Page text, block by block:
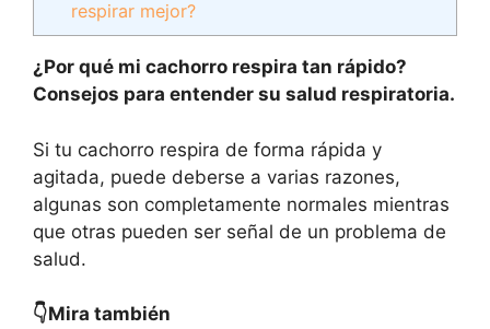
respirar mejor?
¿Por qué mi cachorro respira tan rápido?
Consejos para entender su salud respiratoria.
Si tu cachorro respira de forma rápida y
agitada, puede deberse a varias razones,
algunas son completamente normales mientras
que otras pueden ser señal de un problema de
salud.
👇Mira también